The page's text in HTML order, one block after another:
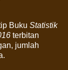
Buku Statistik
terbitan
jumlah